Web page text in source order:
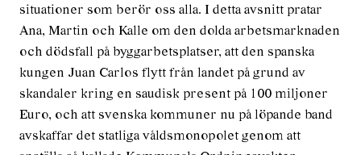
situationer som berör oss alla. I detta avsnitt pratar
Ana, Martin och Kalle om den dolda arbetsmarknaden
och dödsfall på byggarbetsplatser, att den spanska
kungen Juan Carlos flytt från landet på grund av
skandaler kring en saudisk present på 100 miljoner
Euro, och att svenska kommuner nu på löpande band
avskaffar det statliga våldsmonopolet genom att